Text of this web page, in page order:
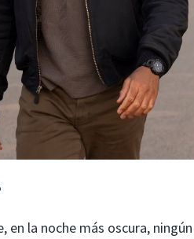
en la noche más oscura,